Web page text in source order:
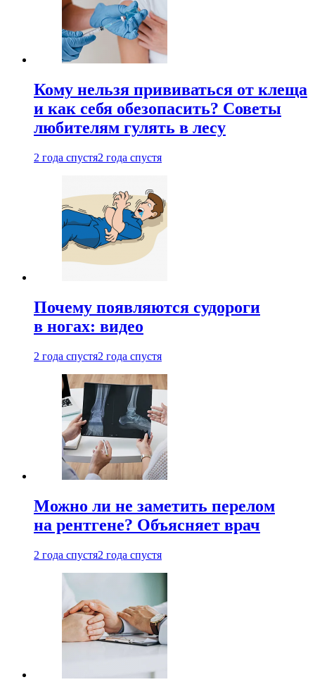
Кому нельзя прививаться от клеща
и как себя обезопасить? Советы
любителям гулять в лесу
2 года спустя2 года спустя
Почему появляются судороги
в ногах: видео
2 года спустя2 года спустя
Можно ли не заметить перелом
на рентгене? Объясняет врач
2 года спустя2 года спустя